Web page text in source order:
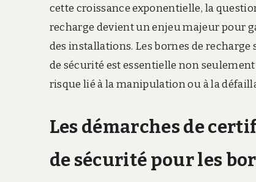
cette croissance exponentielle, la
recharge devient un enjeu majeur pour
des installations. Les bornes de
de sécurité est essentielle non
risque lié à la manipulation ou à la
Les démarches de
de sécurité pour les